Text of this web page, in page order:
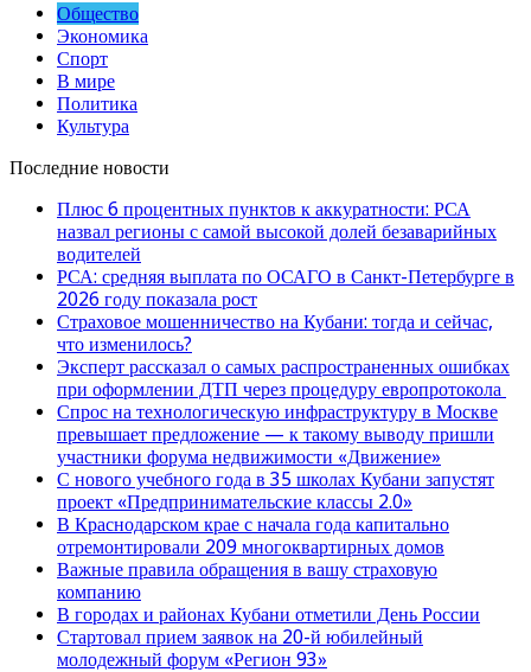
Общество
Экономика
Спорт
В мире
Политика
Культура
Последние новости
Плюс 6 процентных пунктов к аккуратности: РСА
назвал регионы с самой высокой долей безаварийных
водителей
РСА: средняя выплата по ОСАГО в Санкт-Петербурге в
2026 году показала рост
Страховое мошенничество на Кубани: тогда и сейчас,
что изменилось?
Эксперт рассказал о самых распространенных ошибках
при оформлении ДТП через процедуру европротокола
Спрос на технологическую инфраструктуру в Москве
превышает предложение — к такому выводу пришли
участники форума недвижимости «Движение»
С нового учебного года в 35 школах Кубани запустят
проект «Предпринимательские классы 2.0»
В Краснодарском крае с начала года капитально
отремонтировали 209 многоквартирных домов
Важные правила обращения в вашу страховую
компанию
В городах и районах Кубани отметили День России
Стартовал прием заявок на 20-й юбилейный
молодежный форум «Регион 93»